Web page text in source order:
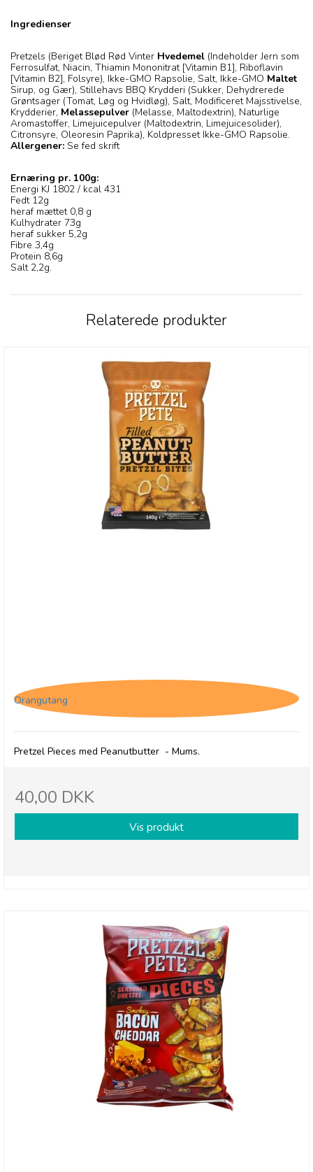
Ingredienser
Pretzels (Beriget Blød Rød Vinter Hvedemel (Indeholder Jern som
Ferrosulfat, Niacin, Thiamin Mononitrat [Vitamin B1], Riboflavin
[Vitamin B2], Folsyre), Ikke-GMO Rapsolie, Salt, Ikke-GMO Maltet
Sirup, og Gær), Stillehavs BBQ Krydderi (Sukker, Dehydrerede
Grøntsager (Tomat, Løg og Hvidløg), Salt, Modificeret Majsstivelse,
Krydderier, Melassepulver (Melasse, Maltodextrin), Naturlige
Aromastoffer, Limejuicepulver (Maltodextrin, Limejuicesolider),
Citronsyre, Oleoresin Paprika), Koldpresset Ikke-GMO Rapsolie.
Allergener: Se fed skrift
Ernæring pr. 100g:
Energi KJ 1802 / kcal 431
Fedt 12g
heraf mættet 0,8 g
Kulhydrater 73g
heraf sukker 5,2g
Fibre 3,4g
Protein 8,6g
Salt 2,2g.
Relaterede produkter
Orangutang
Pretzel Pieces med Peanutbutter - Mums.
40,00 DKK
Vis produkt